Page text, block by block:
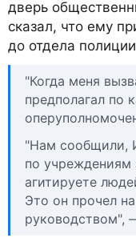
дверь
сказал, что ему
до отдела
"Когда меня
предполагал по
"Нам сообщили,
по учреждениям
агитируете
Это он прочел
руководством",